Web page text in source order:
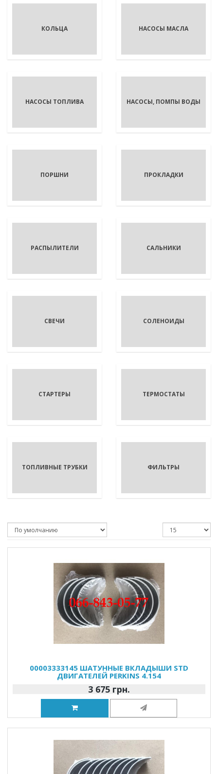
КОЛЬЦА НАСОСЫ МАСЛА
НАСОСЫ ТОПЛИВА НАСОСЫ, ПОМПЫ ВОДЫ
ПОРШНИ ПРОКЛАДКИ
РАСПЫЛИТЕЛИ САЛЬНИКИ
СВЕЧИ СОЛЕНОИДЫ
СТАРТЕРЫ ТЕРМОСТАТЫ
ТОПЛИВНЫЕ ТРУБКИ ФИЛЬТРЫ
00003333145 ШАТУННЫЕ ВКЛАДЫШИ STD
ДВИГАТЕЛЕЙ PERKINS 4.154
3 675 грн.